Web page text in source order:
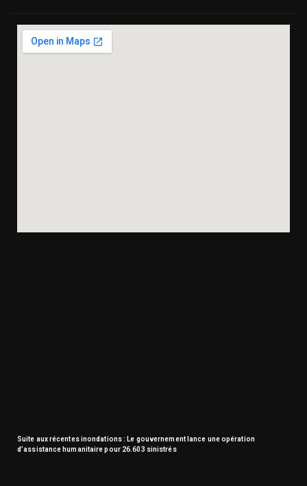
Suite aux récentes inondations : Le gouvernement lance une opération
d’assistance humanitaire pour 26.603 sinistrés